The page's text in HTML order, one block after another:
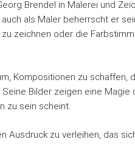
Brendel in Malerei und
als Maler beherrscht er
zeichnen oder die
Kompositionen zu
Bilder zeigen eine
zu sein scheint.
Ausdruck zu verleihen, das